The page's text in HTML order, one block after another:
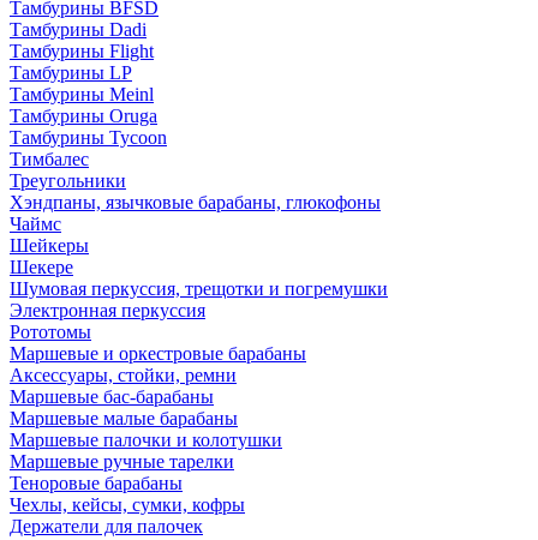
Тамбурины BFSD
Тамбурины Dadi
Тамбурины Flight
Тамбурины LP
Тамбурины Meinl
Тамбурины Oruga
Тамбурины Tycoon
Тимбалес
Треугольники
Хэндпаны, язычковые барабаны, глюкофоны
Чаймс
Шейкеры
Шекере
Шумовая перкуссия, трещотки и погремушки
Электронная перкуссия
Рототомы
Маршевые и оркестровые барабаны
Аксессуары, стойки, ремни
Маршевые бас-барабаны
Маршевые малые барабаны
Маршевые палочки и колотушки
Маршевые ручные тарелки
Теноровые барабаны
Чехлы, кейсы, сумки, кофры
Держатели для палочек